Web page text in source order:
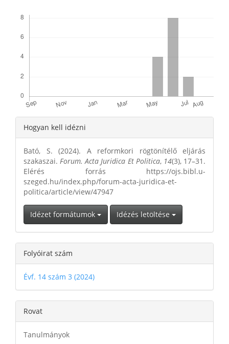
Article
Details
Hogyan kell idézni
Bató, S. (2024). A reformkori rögtönítélő eljárás
szakaszai.Forum. Acta Juridica Et Politica, 14(3), 17–31.
Elérés forrás https://ojs.bibl.u-
szeged.hu/index.php/forum-acta-juridica-et-
politica/article/view/47947
Idézet formátumok Idézés letöltése
Folyóirat szám
Évf. 14 szám 3 (2024)
Rovat
Tanulmányok